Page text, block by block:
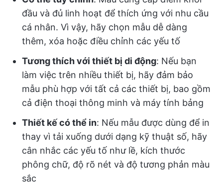
đầu và đủ linh hoạt để thích ứng với nhu cầu
cá nhân. Vì vậy, hãy chọn mẫu dễ dàng
thêm, xóa hoặc điều chỉnh các yếu tố
Tương thích với thiết bị di động: Nếu bạn
làm việc trên nhiều thiết bị, hãy đảm bảo
mẫu phù hợp với tất cả các thiết bị, bao gồm
cả điện thoại thông minh và máy tính bảng
Thiết kế có thể in: Nếu mẫu được dùng để in
thay vì tải xuống dưới dạng kỹ thuật số, hãy
cân nhắc các yếu tố như lề, kích thước
phông chữ, độ rõ nét và độ tương phản màu
sắc